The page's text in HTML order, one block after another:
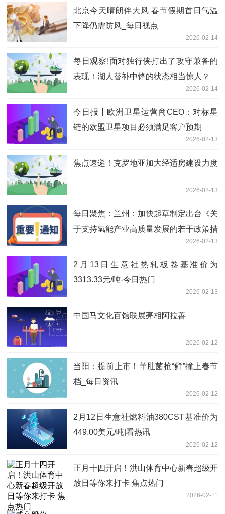
北京今天晴朗伴大风 春节假期首日气温
下降仍需防风_每日视点
2026-02-14
每日观察!面对独行侠打出了攻守兼备的
表现！湖人替补中锋的状态相当惊人？
2026-02-14
今日报丨欧洲卫星运营商CEO：对标星
链的欧盟卫星项目必须满足客户预期
2026-02-13
焦点速递！克罗地亚加大经适房建设力度
2026-02-13
每日聚焦：兰州：加快起草制定出台《关
于支持氢能产业高质量发展的若干政策措
2026-02-13
2月13日生意社热轧板卷基准价为
3313.33元/吨-今日热门
2026-02-13
中国马文化百馆联展亮相阿拉善
2026-02-12
当阳：提前上市！羊肚菌抢“鲜”撞上春节
档_每日资讯
2026-02-12
2月12日生意社燃料油380CST基准价为
449.00美元/吨|看热讯
2026-02-12
正月十四开启！洪山体育中心新春超级开
放日等你来打卡 焦点热门
2026-02-11